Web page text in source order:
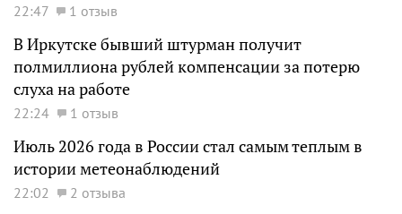
22:47 1 отзыв
В Иркутске бывший штурман получит
полмиллиона рублей компенсации за потерю
слуха на работе
22:24 1 отзыв
Июль 2026 года в России стал самым теплым в
истории метеонаблюдений
22:02 2 отзыва